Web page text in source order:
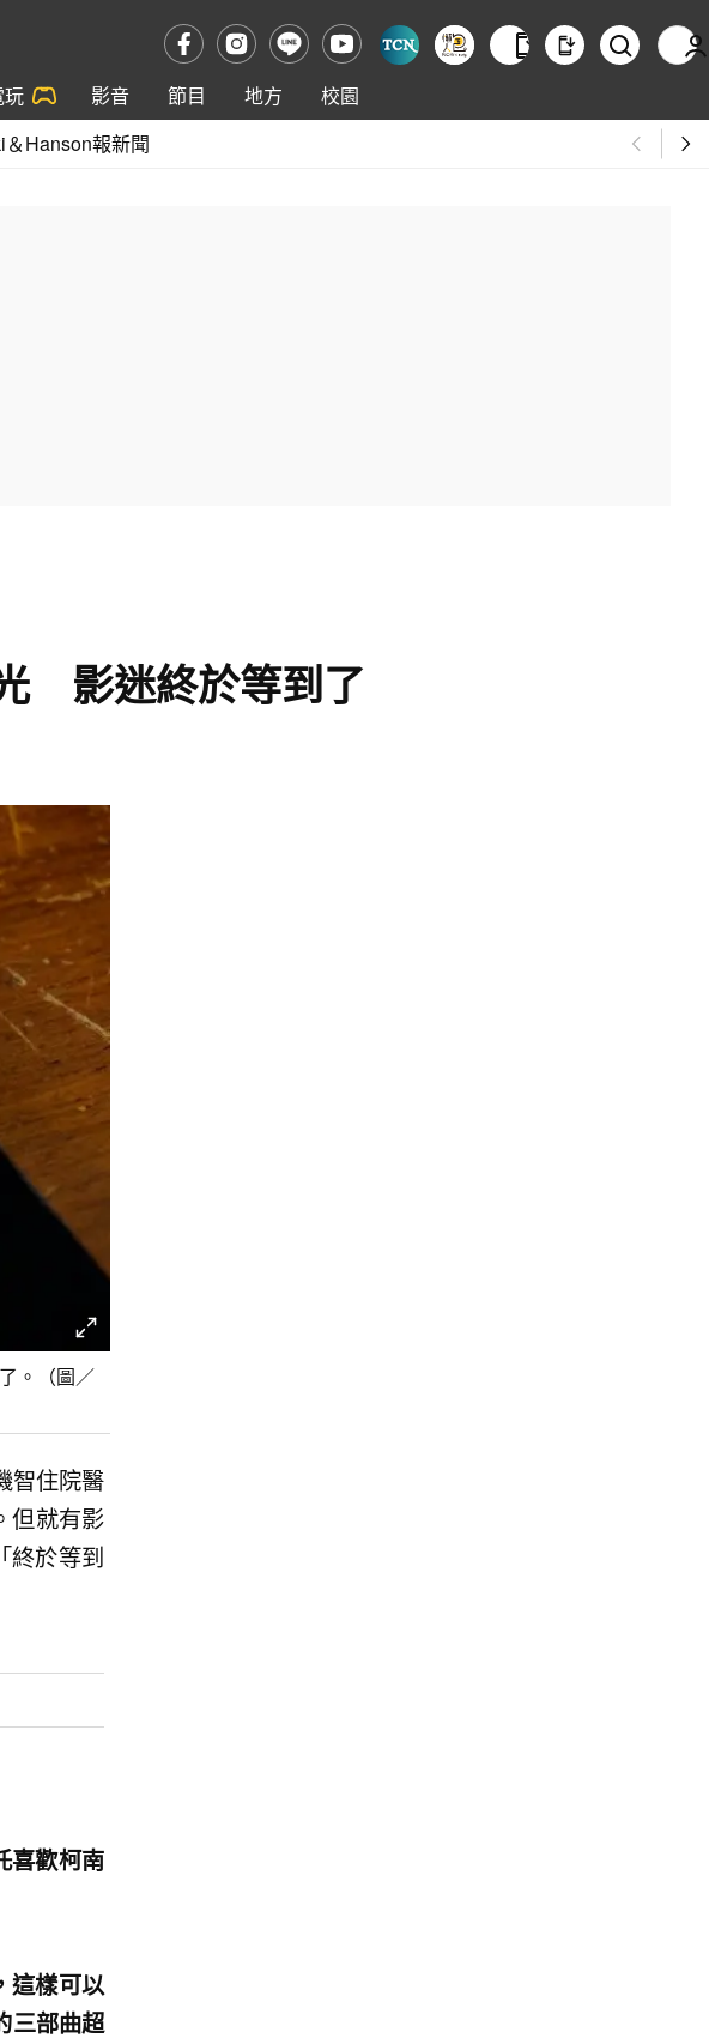
玩 影音 節目 地方
校園
Hanson報新聞
影迷終於等到了
。（圖／
智住院醫
但就有影
終於等到
喜歡柯南
這樣可以
三部曲超